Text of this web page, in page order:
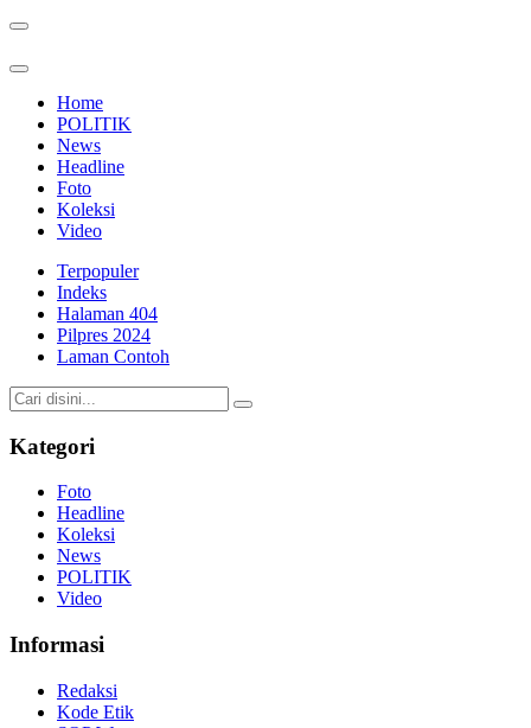
Home
POLITIK
News
Headline
Foto
Koleksi
Video
Terpopuler
Indeks
Halaman 404
Pilpres 2024
Laman Contoh
Kategori
Foto
Headline
Koleksi
News
POLITIK
Video
Informasi
Redaksi
Kode Etik